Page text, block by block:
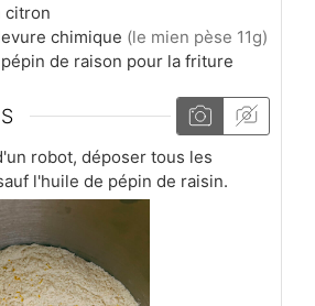
citron
chimique (le mien pèse 11g)
de raison pour la friture
robot, déposer tous les
l'huile de pépin de raisin.